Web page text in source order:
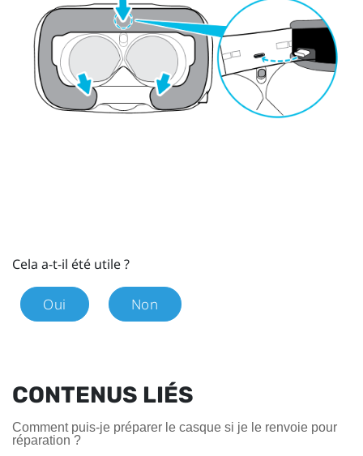
Cela a-t-il été utile ?
Oui Non
CONTENUS LIÉS
Comment puis-je préparer le casque si je le renvoie pour
réparation ?